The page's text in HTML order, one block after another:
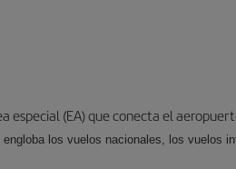
especial (EA) que conecta el
los vuelos nacionales, los vuelos